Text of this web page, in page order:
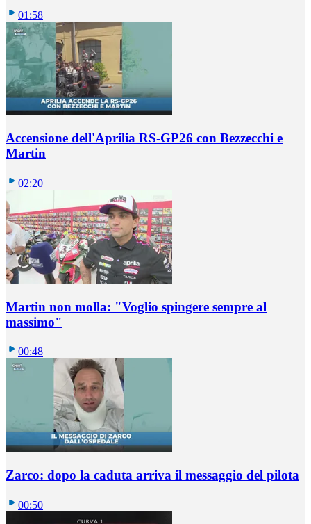
01:58
Accensione dell'Aprilia RS-GP26 con Bezzecchi e
Martin
02:20
Martin non molla: "Voglio spingere sempre al
massimo"
00:48
Zarco: dopo la caduta arriva il messaggio del pilota
00:50